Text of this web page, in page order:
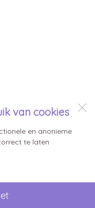
van cookies
en anonieme
te laten